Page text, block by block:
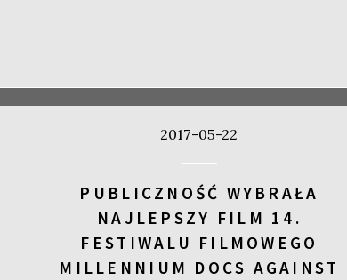
2017-05-22
PUBLICZNOŚĆ WYBRAŁA
NAJLEPSZY FILM 14.
FESTIWALU FILMOWEGO
MILLENNIUM DOCS AGAINST